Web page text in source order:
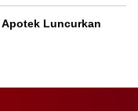
Apotek Luncurkan